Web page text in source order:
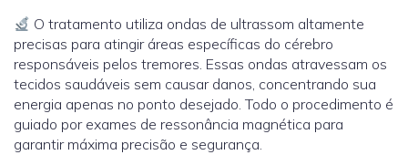
O tratamento utiliza ondas de ultrassom altamente
precisas para atingir áreas específicas do cérebro
responsáveis pelos tremores. Essas ondas atravessam os
tecidos saudáveis sem causar danos, concentrando sua
energia apenas no ponto desejado. Todo o procedimento é
guiado por exames de ressonância magnética para
garantir máxima precisão e segurança.